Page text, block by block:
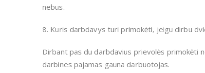
nebus.
8. Kuris darbdavys turi primokėti, jeigu dirbu
Dirbant pas du darbdavius prievolės primokėti
darbines pajamas gauna darbuotojas.